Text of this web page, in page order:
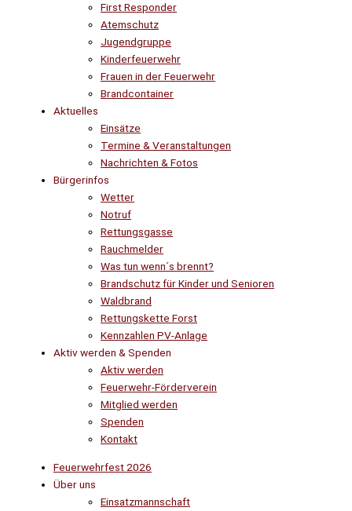
First Responder
Atemschutz
Jugendgruppe
Kinderfeuerwehr
Frauen in der Feuerwehr
Brandcontainer
Aktuelles
Einsätze
Termine & Veranstaltungen
Nachrichten & Fotos
Bürgerinfos
Wetter
Notruf
Rettungsgasse
Rauchmelder
Was tun wenn´s brennt?
Brandschutz für Kinder und Senioren
Waldbrand
Rettungskette Forst
Kennzahlen PV-Anlage
Aktiv werden & Spenden
Aktiv werden
Feuerwehr-Förderverein
Mitglied werden
Spenden
Kontakt
Feuerwehrfest 2026
Über uns
Einsatzmannschaft